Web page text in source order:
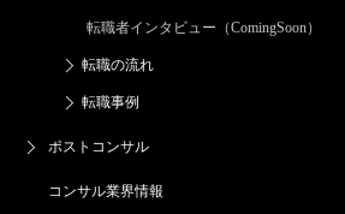
転職者インタビュー（ComingSoon）
転職の流れ
転職事例
ポストコンサル
コンサル業界情報